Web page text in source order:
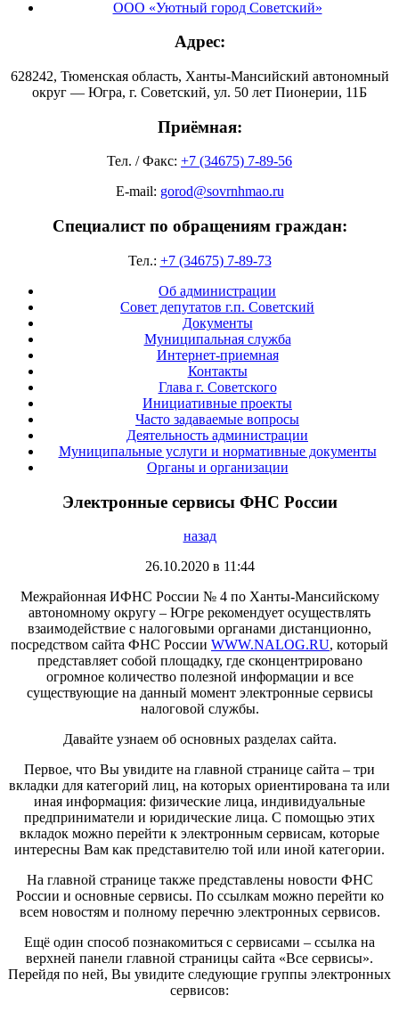
ООО «Уютный город Советский»
Адрес:
628242, Тюменская область, Ханты-Мансийский автономный
округ — Югра, г. Советский, ул. 50 лет Пионерии, 11Б
Приёмная:
Тел. / Факс: +7 (34675) 7-89-56
E-mail: gorod@sovrnhmao.ru
Специалист по обращениям граждан:
Тел.: +7 (34675) 7-89-73
Об администрации
Совет депутатов г.п. Советский
Документы
Муниципальная служба
Интернет-приемная
Контакты
Глава г. Советского
Инициативные проекты
Часто задаваемые вопросы
Деятельность администрации
Муниципальные услуги и нормативные документы
Органы и организации
Электронные сервисы ФНС России
назад
26.10.2020 в 11:44
Межрайонная ИФНС России № 4 по Ханты-Мансийскому
автономному округу – Югре рекомендует осуществлять
взаимодействие с налоговыми органами дистанционно,
посредством сайта ФНС России WWW.NALOG.RU, который
представляет собой площадку, где сконцентрировано
огромное количество полезной информации и все
существующие на данный момент электронные сервисы
налоговой службы.
Давайте узнаем об основных разделах сайта.
Первое, что Вы увидите на главной странице сайта – три
вкладки для категорий лиц, на которых ориентирована та или
иная информация: физические лица, индивидуальные
предприниматели и юридические лица. С помощью этих
вкладок можно перейти к электронным сервисам, которые
интересны Вам как представителю той или иной категории.
На главной странице также представлены новости ФНС
России и основные сервисы. По ссылкам можно перейти ко
всем новостям и полному перечню электронных сервисов.
Ещё один способ познакомиться с сервисами – ссылка на
верхней панели главной страницы сайта «Все сервисы».
Перейдя по ней, Вы увидите следующие группы электронных
сервисов: